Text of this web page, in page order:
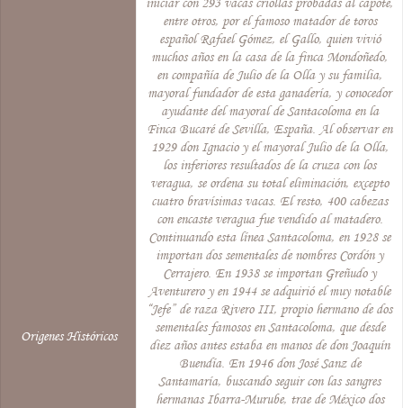
Origenes Históricos
entre otros, por el famoso matador de toros
español Rafael Gómez, el Gallo, quien vivió
muchos años en la casa de la finca Mondoñedo,
en compañía de Julio de la Olla y su familia,
mayoral fundador de esta ganadería, y conocedor
ayudante del mayoral de Santacoloma en la
Finca Bucaré de Sevilla, España. Al observar en
1929 don Ignacio y el mayoral Julio de la Olla,
los inferiores resultados de la cruza con los
veragua, se ordena su total eliminación, excepto
cuatro bravísimas vacas. El resto, 400 cabezas
con encaste veragua fue vendido al matadero.
Continuando esta línea Santacoloma, en 1928 se
importan dos sementales de nombres Cordón y
Cerrajero. En 1938 se importan Greñudo y
Aventurero y en 1944 se adquirió el muy notable
“Jefe” de raza Rivero III, propio hermano de dos
sementales famosos en Santacoloma, que desde
diez años antes estaba en manos de don Joaquín
Buendía. En 1946 don José Sanz de
Santamaría, buscando seguir con las sangres
hermanas Ibarra-Murube, trae de México dos